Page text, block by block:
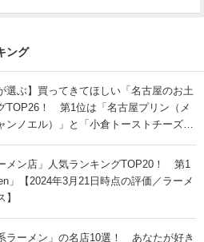
ング
選ぶ】買ってきてほしい「名古屋のお土
TOP26！ 第1位は「名古屋プリン（メ
ンノエル）」と「小倉トーストチーズケ
メン店」人気ランキングTOP20！ 第1
」【2024年3月21日時点の評価／ラーメ
ラーメン」の名店10選！ あなたが好き